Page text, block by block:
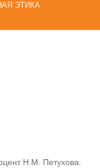
ЭТИКА
Н.М. Петухова.